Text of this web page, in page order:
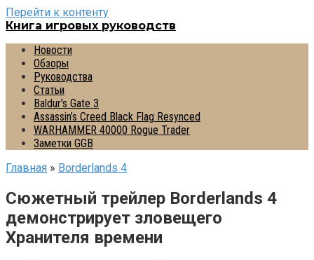
Перейти к контенту
Книга игровых руководств
Новости
Обзоры
Руководства
Статьи
Baldur’s Gate 3
Assassin’s Creed Black Flag Resynced
WARHAMMER 40000 Rogue Trader
Заметки GGB
Главная » Borderlands 4
Сюжетный трейлер Borderlands 4
демонстрирует зловещего
Хранителя времени